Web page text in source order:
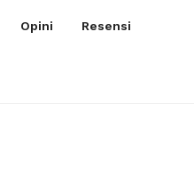
Opini Resensi